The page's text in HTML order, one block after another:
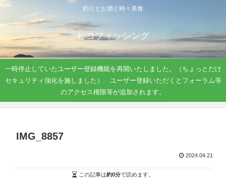
釣りとお酒と時々美食
ヒコフィッシング
一時停止していたユーザー登録機能を再開いたしました。（ちょっとだけ
セキュリティ強化を施しました） ユーザー登録いただくとフォーラム等
のアクセス権限等が追加されます。
IMG_8857
2024.04.21
この記事は約0分で読めます。